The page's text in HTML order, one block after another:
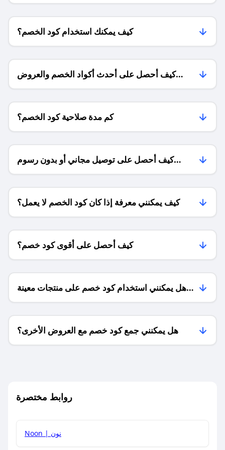
كيف يمكنك استخدام كود الخصم؟
كيف أحصل على أحدث أكواد الخصم والعروض
للمتاجر؟
كم مدة صلاحية كود الخصم؟
كيف أحصل على توصيل مجاني أو بدون رسوم
الشحن ؟
كيف يمكنني معرفة إذا كان كود الخصم لا يعمل؟
كيف أحصل على أقوى كود خصم؟
هل يمكنني استخدام كود خصم على منتجات معينة
فقط؟
هل يمكنني جمع كود خصم مع العروض الأخرى؟
روابط مختصرة
Noon | نون